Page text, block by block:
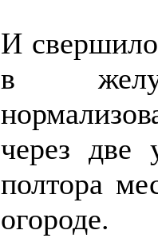
И
в
через две
полтора
огороде.